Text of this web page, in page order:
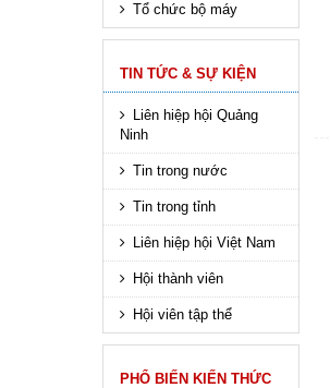
Tổ chức bộ máy
TIN TỨC & SỰ KIỆN
Liên hiệp hội Quảng
Ninh
Tin trong nước
Tin trong tỉnh
Liên hiệp hội Việt Nam
Hội thành viên
Hội viên tập thể
PHỔ BIẾN KIẾN THỨC